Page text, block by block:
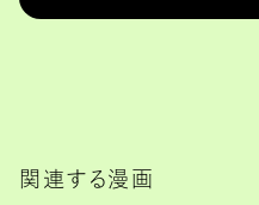
関連する漫画